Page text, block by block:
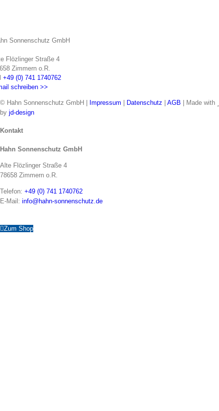
Sonnenschutz GmbH
Flözlinger Straße 4
Zimmern o.R.
+49 (0) 741 1740762
schreiben >>
© Hahn Sonnenschutz GmbH | Impressum Datenschutz AGB | Made with
by jd-design
Toggle
Bar
Kontakt
Hahn Sonnenschutz GmbH
Alte Flözlinger Straße 4
78658 Zimmern o.R.
Telefon: +49 (0) 741 1740762
E-Mail: info@hahn-sonnenschutz.de
Zum Shop